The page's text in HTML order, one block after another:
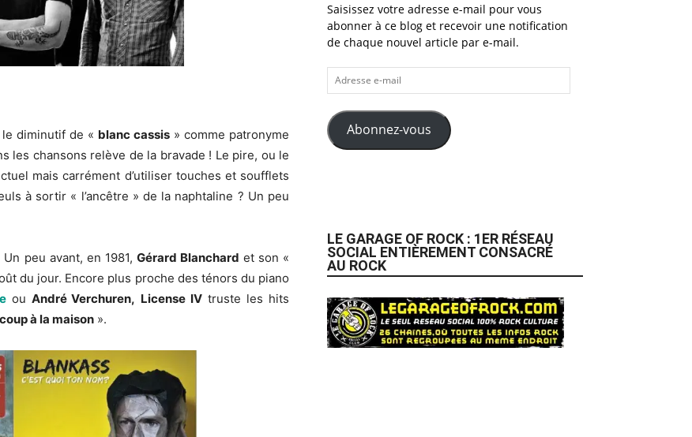
diminutif de « blanc cassis» comme patronyme
les chansons relève de la bravade ! Le pire, ou le
mais carrément d’utiliser touches et soufflets
à sortir « l’ancêtre » de la naphtaline ? Un peu
peu avant, en 1981, Gérard Blanchard et son «
du jour. Encore plus proche des ténors du piano
ou André Verchuren, License IV truste les hits
à la maison ».
Saisissez votre adresse e-mail pour vous
abonner à ce blog et recevoir une notification
de chaque nouvel article par e-mail.
Adresse
e-
mail
Abonnez-vous
LE GARAGE OF ROCK : 1ER RÉSEAU
SOCIAL ENTIÈREMENT CONSACRÉ
AU ROCK